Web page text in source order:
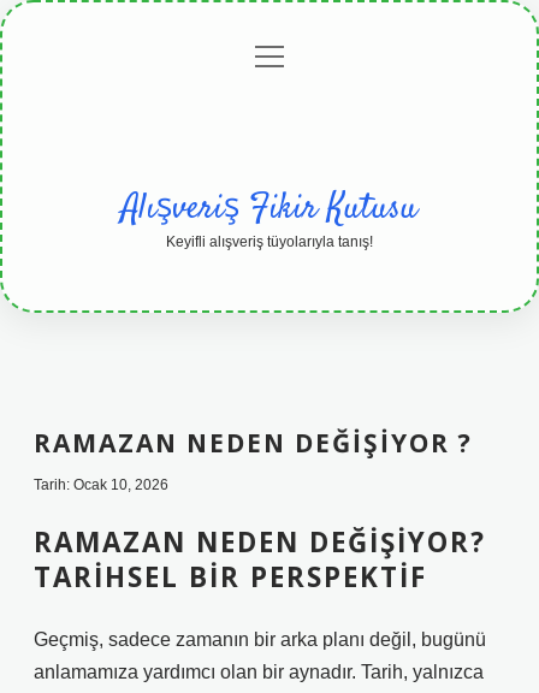
Gizlilikmenüyü
Alışveriş Fikir Kutusu
Keyifli alışveriş tüyolarıyla tanış!
RAMAZAN NEDEN DEĞIŞIYOR ?
Tarih: Ocak 10, 2026
RAMAZAN NEDEN DEĞIŞIYOR?
TARIHSEL BIR PERSPEKTIF
Geçmiş, sadece zamanın bir arka planı değil, bugünü
anlamamıza yardımcı olan bir aynadır. Tarih, yalnızca